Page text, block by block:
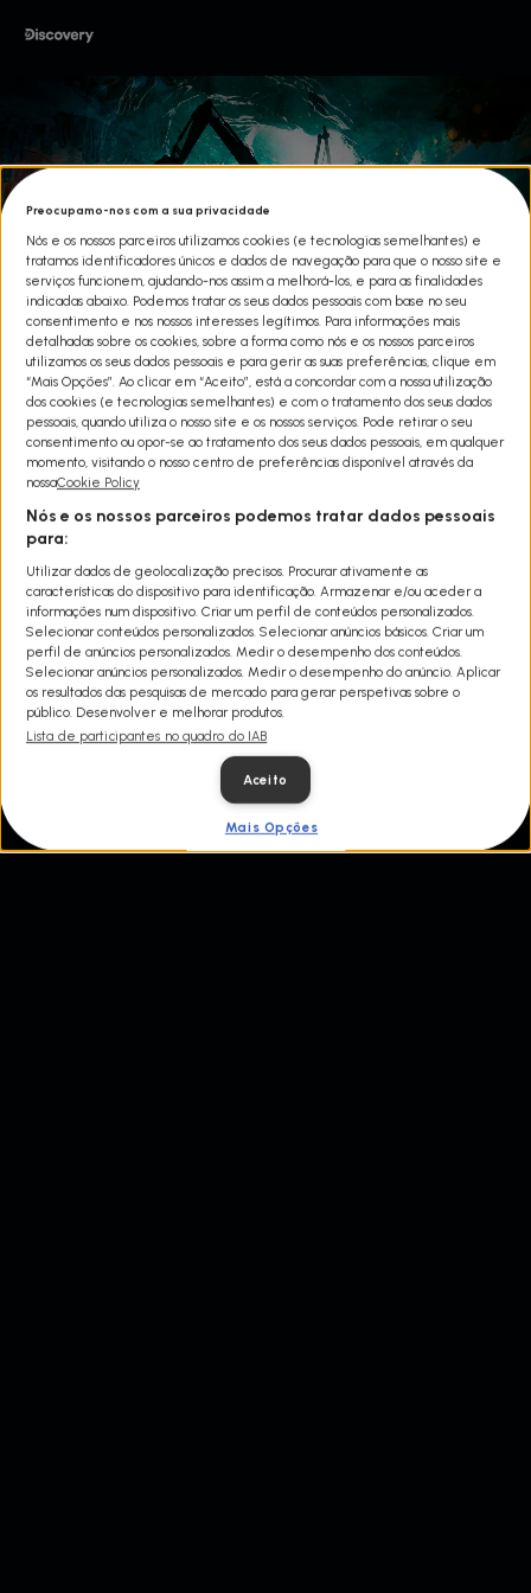
MYSTERY AT BLIND FROG RANCH
Share
Existem lugares no nosso planeta onde a terra parece diferente.
Blind Frog Ranch, no Utah (EUA) é um desses lugares. Situado
praticamente ao lado do Skinwalker Ranch - lugar conhecido por
avistamentos paranormais e outras atividades misteriosas - o
Blind Frog Ranch tem atraído vários caçadores de tesouros desde
há várias dezenas de anos.
Agora, Duane Ollinger investiu tudo o que tinha na busca daquilo
que acredita ser uma grande fortuna de ouro no solo. A cada passo
que dá, Duane tchega cada vez mais perto do tesouro. Esta série
acompanha Duane na conquista pelo seu objetivo de conseguir o
ouro, a qualquer custo.
Mistery At Blind Frog Ranch para ver a partir de sexta 9 de
abril às 21h, no Discovery.
Preocupamo-nos com a sua privacidade
Nós e os nossos parceiros utilizamos cookies (e tecnologias semelhantes) e
tratamos identificadores únicos e dados de navegação para que o nosso site e
serviços funcionem, ajudando-nos assim a melhorá-los, e para as finalidades
indicadas abaixo. Podemos tratar os seus dados pessoais com base no seu
consentimento e nos nossos interesses legítimos. Para informações mais
detalhadas sobre os cookies, sobre a forma como nós e os nossos parceiros
utilizamos os seus dados pessoais e para gerir as suas preferências, clique em
“Mais Opções”. Ao clicar em “Aceito”, está a concordar com a nossa utilização
dos cookies (e tecnologias semelhantes) e com o tratamento dos seus dados
pessoais, quando utiliza o nosso site e os nossos serviços. Pode retirar o seu
consentimento ou opor-se ao tratamento dos seus dados pessoais, em qualquer
momento, visitando o nosso centro de preferências disponível através da
nossaCookie Policy
Nós e os nossos parceiros podemos tratar dados pessoais
para:
Utilizar dados de geolocalização precisos. Procurar ativamente as
características do dispositivo para identificação. Armazenar e/ou aceder a
informações num dispositivo. Criar um perfil de conteúdos personalizados.
Selecionar conteúdos personalizados. Selecionar anúncios básicos. Criar um
perfil de anúncios personalizados. Medir o desempenho dos conteúdos.
Selecionar anúncios personalizados. Medir o desempenho do anúncio. Aplicar
os resultados das pesquisas de mercado para gerar perspetivas sobre o
público. Desenvolver e melhorar produtos.
Lista de participantes no quadro do IAB
Aceito
Mais Opções